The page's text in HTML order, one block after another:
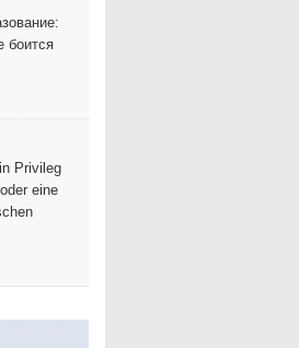
боится
Privileg
eine